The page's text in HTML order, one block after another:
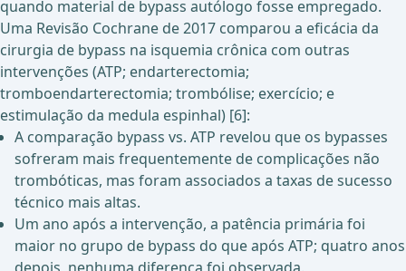
quando material de bypass autólogo fosse empregado.
Uma Revisão Cochrane de 2017 comparou a eficácia da
cirurgia de bypass na isquemia crônica com outras
intervenções (ATP; endarterectomia;
tromboendarterectomia; trombólise; exercício; e
estimulação da medula espinhal) [6]:
A comparação bypass vs. ATP revelou que os bypasses
sofreram mais frequentemente de complicações não
trombóticas, mas foram associados a taxas de sucesso
técnico mais altas.
Um ano após a intervenção, a patência primária foi
maior no grupo de bypass do que após ATP; quatro anos